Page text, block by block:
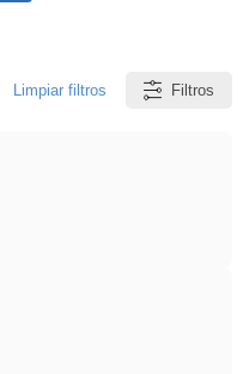
Limpiar filtros Filtros